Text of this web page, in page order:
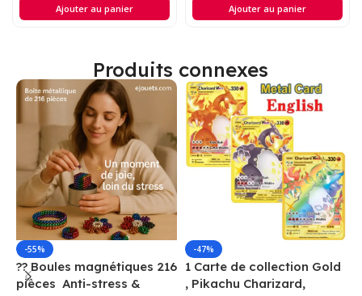
Ajouter au panier Ajouter au panier
Produits connexes
-55%
?? Boules magnétiques 216
pièces  Anti-stress &
-47%
1 Carte de collection Gold
, Pikachu Charizard,